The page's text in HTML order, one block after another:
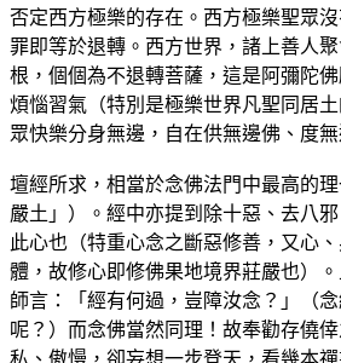
否定西方極樂的存在。西方極樂聖眾
罪即等於退轉。西方世界，諸上善人
根，個個為不退轉菩薩，這是阿彌陀
煩惱習氣（特別是極樂世界凡聖同居
眾快樂分身無邊，自在供無邊佛、度無
壇經所求，相當於念佛法門中最高的
嚴土」）。經中亦提到除十惡、去八
此心也（特重心念之斷惡修善，又心
體，故修心即修佛果地境界莊嚴也）
師言：「經有何過，豈障汝念？」（
呢？）而念佛當然同理！故奉勸存僥
私、傲慢，卻妄想一步登天，看幾本